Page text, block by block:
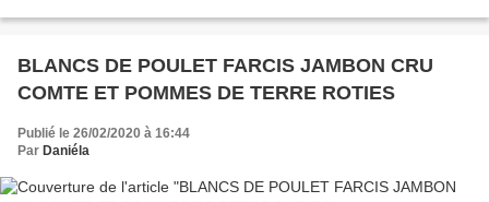
BLANCS DE POULET FARCIS JAMBON CRU
COMTE ET POMMES DE TERRE ROTIES
Publié le 26/02/2020 à 16:44
Par Daniéla